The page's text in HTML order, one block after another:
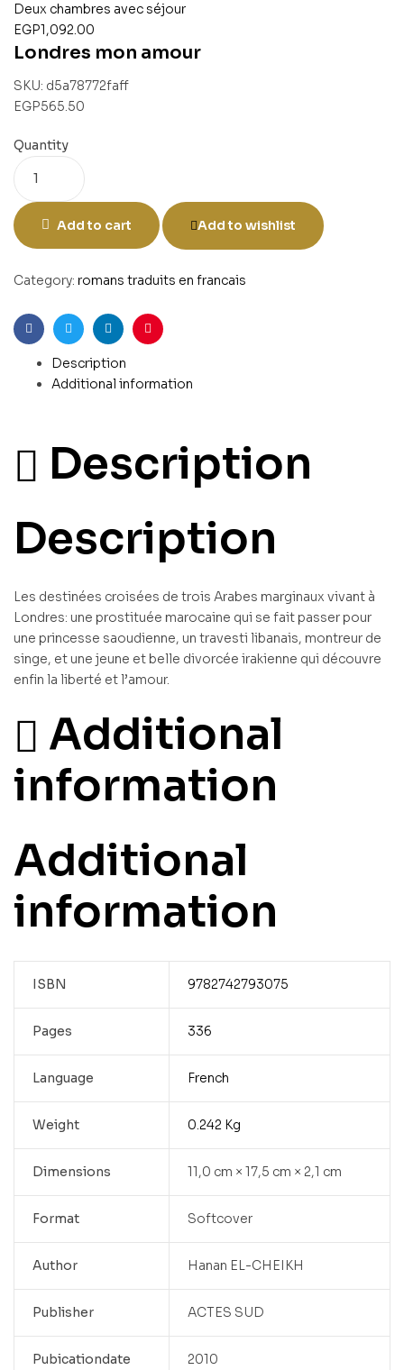
Deux chambres avec séjour
EGP1,092.00
Londres mon amour
SKU: d5a78772faff
EGP565.50
Quantity
Add to cart Add to wishlist
Category: romans traduits en francais
FacebookTwitterLinkedinPinterest
Description
Additional information
Description
Description
Les destinées croisées de trois Arabes marginaux vivant à
Londres: une prostituée marocaine qui se fait passer pour
une princesse saoudienne, un travesti libanais, montreur de
singe, et une jeune et belle divorcée irakienne qui découvre
enfin la liberté et l’amour.
Additional
information
Additional
information
ISBN 9782742793075
Pages 336
Language French
Weight 0.242 Kg
Dimensions 11,0 cm × 17,5 cm × 2,1 cm
Format Softcover
Author Hanan EL-CHEIKH
Publisher ACTES SUD
Pubicationdate 2010